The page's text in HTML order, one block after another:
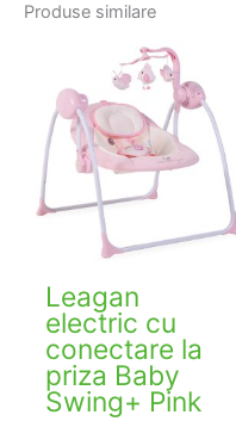
Produse similare
Leagan
electric cu
conectare la
priza Baby
Swing+ Pink